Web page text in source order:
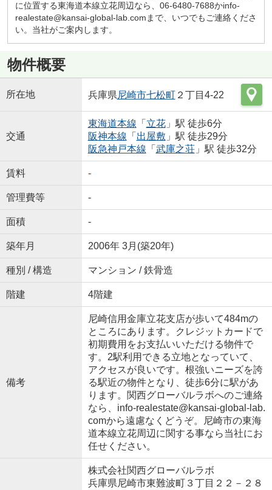
に位置する東海道本線立花周辺なら、06-6480-7688かinfo-
realestate@kansai-global-lab.comまで、いつでもご連絡くださ
い。当社がご案内します。
物件概要
所在地 兵庫県尼崎市七松町２丁目4-22
交通
東海道本線 「 立花」駅 徒歩6分
阪神本線 「 出屋敷 」駅 徒歩29分
阪急神戸本線 「 武庫之荘」駅 徒歩32分
賃料 -
管理費等 -
面積 -
築年月 2006年 3月(築20年)
種別 / 構造 マンション / 鉄骨造
階建 4階建
備考
尼崎信用金庫立花支店が歩いて484mの
ところにあります。クレジットカードで
初期費用をお支払いいただける物件で
す。2駅利用できる立地となっていて、
アクセスが良いです。根強いニーズを誇
る駅近の物件となり、徒歩6分に駅があ
ります。関西グローバルラボへのご連絡
なら、info-realestate@kansai-global-lab.
comから遠慮なくどうぞ。尼崎市の東海
道本線立花周辺に関する事なら当社にお
任せください。
株式会社関西グローバルラボ
兵庫県尼崎市東難波町３丁目２２－２８